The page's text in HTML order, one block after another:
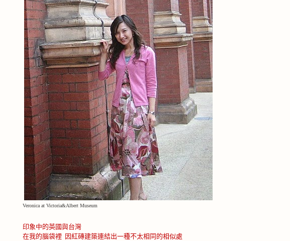
Veronica at Victoria&Albert Museum
印象中的英國與台灣
在我的腦袋裡 因紅磚建築連結出一種不太相同的相似處